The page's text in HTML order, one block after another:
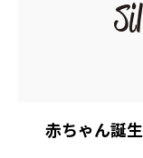
赤ちゃん誕生